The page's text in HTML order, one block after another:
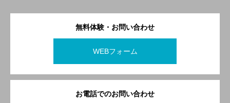
無料体験・お問い合わせ
WEBフォーム
お電話でのお問い合わせ